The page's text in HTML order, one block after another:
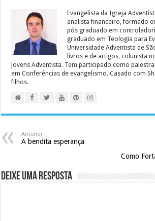
Evangelista da Igreja
analista financeiro, formado
pós graduado em
graduado em Teologia para
Universidade Adventista de
livros e de artigos, colunista
Jovens Adventista. Tem participado como
em Conferências de evangelismo. Casado com
filhos.
Anterior
A bendita esperança
Como
Deixe uma resposta